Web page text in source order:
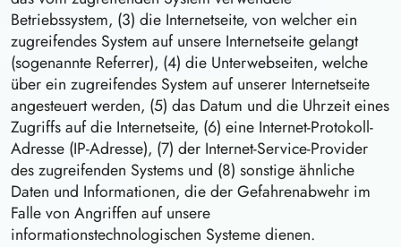
Betriebssystem, (3) die Internetseite, von welcher ein
zugreifendes System auf unsere Internetseite gelangt
(sogenannte Referrer), (4) die Unterwebseiten, welche
über ein zugreifendes System auf unserer Internetseite
angesteuert werden, (5) das Datum und die Uhrzeit eines
Zugriffs auf die Internetseite, (6) eine Internet-Protokoll-
Adresse (IP-Adresse), (7) der Internet-Service-Provider
des zugreifenden Systems und (8) sonstige ähnliche
Daten und Informationen, die der Gefahrenabwehr im
Falle von Angriffen auf unsere
informationstechnologischen Systeme dienen.